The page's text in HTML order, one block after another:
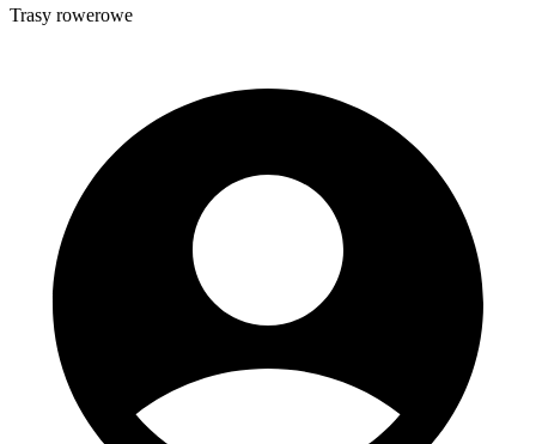
Trasy rowerowe